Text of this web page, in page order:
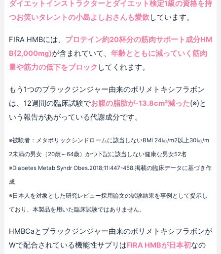
ダイエットインストラクターとダイエット検定1級の資格を持
つお笑いタレントの小島よしおさんも愛飲 しています。
FIRA HMBには、 プロテイン約20杯分の筋肉サポート成分HM
B(2,000mg)が含まれていて、 年齢とともに減っていく筋肉
量や筋力の低下をブロック してくれます。
もう1つのブラックジンジャー由来のポリメトキシフラボン
は、12週間の臨床試験でお腹の脂肪が-13.8cm²減った(※)と
いう報告があがっている代謝成分です。
※被験者：メタボリックシンドロームに該当しないBMI 24㎏/m2以上30㎏/m
2未満の男女（20歳～64歳）かつ下記に該当しない健康な男女52名
※Diabetes Metab Syndr Obes.2018;11:447-458.掲載の臨床データに基づき作
成
※日本人を対象とした研究レビュー採用論文の試験結果を事例として提示し
ており、本製品を用いた臨床試験ではありません。
HMBCaとブラックジンジャー由来のポリメトキシフラボンが
Wで配合されている機能性サプリはFIRA HMBが日本初なの